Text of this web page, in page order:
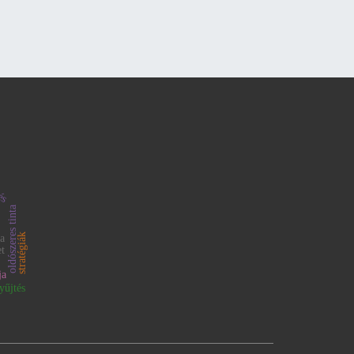
oldószeres tintastratégiák